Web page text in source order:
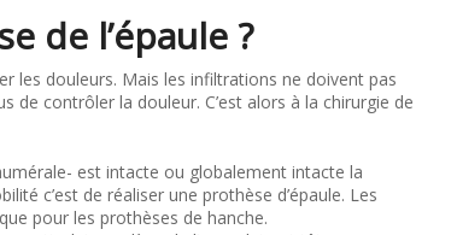
de l’épaule ?
les douleurs. Mais les infiltrations ne doivent pas
contrôler la douleur. C’est alors à la chirurgie de
est intacte ou globalement intacte la
c’est de réaliser une prothèse d’épaule. Les
pour les prothèses de hanche.